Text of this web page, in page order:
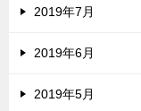
2019年7月
2019年6月
2019年5月